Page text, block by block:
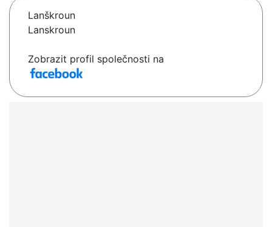
Lanškroun
Lanskroun
Zobrazit profil společnosti na